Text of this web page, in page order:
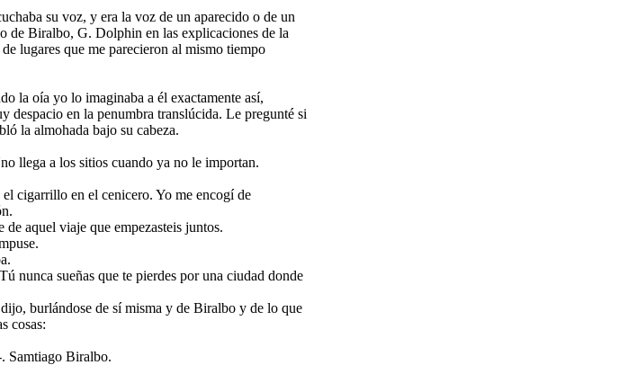
su voz, y era la voz de un aparecido o de un
de Biralbo, G. Dolphin en las explicaciones de la
lugares que me parecieron al mismo tiempo
la oía yo lo imaginaba a él exactamente así,
despacio en la penumbra translúcida. Le pregunté si
la almohada bajo su cabeza.
llega a los sitios cuando ya no le importan.
cigarrillo en el cenicero. Yo me encogí de
aquel viaje que empezasteis juntos.
nunca sueñas que te pierdes por una ciudad donde
burlándose de sí misma y de Biralbo y de lo que
cosas:
Samtiago Biralbo.